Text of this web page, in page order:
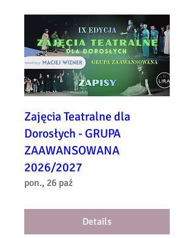
Zajęcia Teatralne dla
Dorosłych - GRUPA
ZAAWANSOWANA
2026/2027
pon., 26 paź
Details